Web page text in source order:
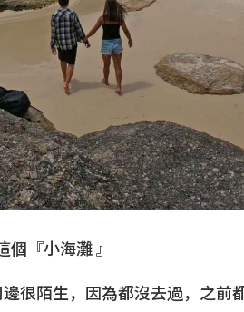
『小海灘 』
很陌生，因為都沒去過，之前